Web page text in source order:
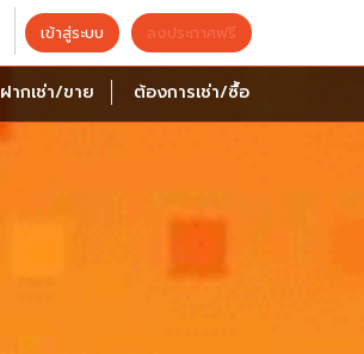
เข้าสู่ระบบ ลงประกาศฟรี
ฝากเช่า/ขาย ต้องการเช่า/ซื้อ